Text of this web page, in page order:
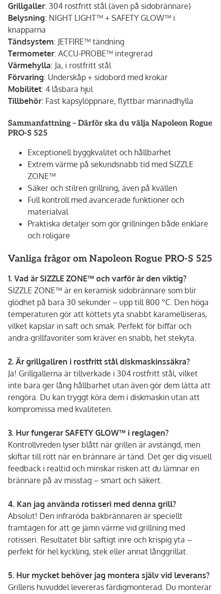
Grillgaller: 304 rostfritt stål (även på sidobrännare)
Belysning: NIGHT LIGHT™ + SAFETY GLOW™ i
knapparna
Tändsystem: JETFIRE™ tändning
Termometer: ACCU-PROBE™ integrerad
Värmehylla: Ja, i rostfritt stål
Förvaring: Underskåp + sidobord med krokar
Mobilitet: 4 låsbara hjul
Tillbehör: Fast kapsylöppnare, flyttbar marinadhylla
Sammanfattning – Därför ska du välja Napoleon Rogue
PRO-S 525
Exceptionell byggkvalitet och hållbarhet
Extrem värme på sekundsnabb tid med SIZZLE
ZONE™
Säker och stilren grillning, även på kvällen
Full kontroll med avancerade funktioner och
materialval
Praktiska detaljer som gör grillningen både enklare
och roligare
Vanliga frågor om Napoleon Rogue PRO-S 525
1. Vad är SIZZLE ZONE™ och varför är den viktig?
SIZZLE ZONE™ är en keramisk sidobrännare som blir
glödhet på bara 30 sekunder – upp till 800 °C. Den höga
temperaturen gör att köttets yta snabbt karamelliseras,
vilket kapslar in saft och smak. Perfekt för biffar och
andra grillfavoriter som kräver en snabb, het stekyta.
2. Är grillgallren i rostfritt stål diskmaskinssäkra?
Ja! Grillgallerna är tillverkade i 304 rostfritt stål, vilket
inte bara ger lång hållbarhet utan även gör dem lätta att
rengöra. Du kan tryggt köra dem i diskmaskin utan att
kompromissa med kvaliteten.
3. Hur fungerar SAFETY GLOW™ i reglagen?
Kontrollvreden lyser blått när grillen är avstängd, men
skiftar till rött när en brännare är tänd. Det ger dig visuell
feedback i realtid och minskar risken att du lämnar en
brännare på av misstag – smart och säkert.
4. Kan jag använda rotisseri med denna grill?
Absolut! Den infraröda bakbrännaren är speciellt
framtagen för att ge jämn värme vid grillning med
rotisseri. Resultatet blir saftigt inre och krispig yta –
perfekt för hel kyckling, stek eller annat långgrillat.
5. Hur mycket behöver jag montera själv vid leverans?
Grillens huvuddel levereras färdigmonterad. Du monterar